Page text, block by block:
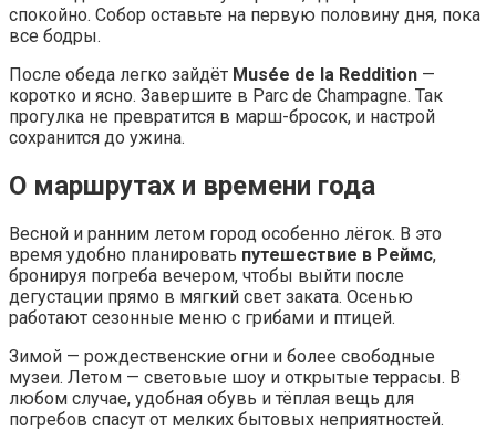
спокойно. Собор оставьте на первую половину дня, пока
все бодры.
После обеда легко зайдёт Musée de la Reddition —
коротко и ясно. Завершите в Parc de Champagne. Так
прогулка не превратится в марш-бросок, и настрой
сохранится до ужина.
О маршрутах и времени года
Весной и ранним летом город особенно лёгок. В это
время удобно планировать путешествие в Реймс,
бронируя погреба вечером, чтобы выйти после
дегустации прямо в мягкий свет заката. Осенью
работают сезонные меню с грибами и птицей.
Зимой — рождественские огни и более свободные
музеи. Летом — световые шоу и открытые террасы. В
любом случае, удобная обувь и тёплая вещь для
погребов спасут от мелких бытовых неприятностей.